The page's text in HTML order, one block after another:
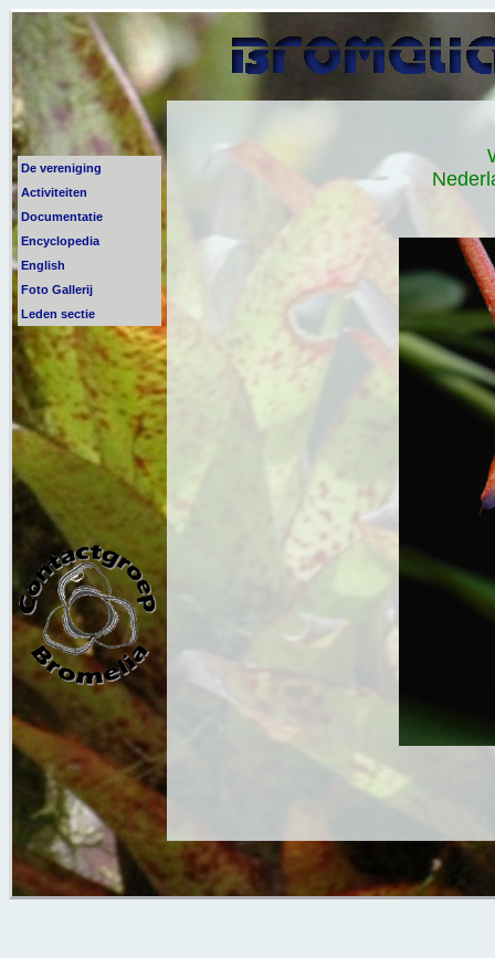
De vereniging
Activiteiten
Documentatie
Encyclopedia
English
Foto Gallerij
Leden sectie